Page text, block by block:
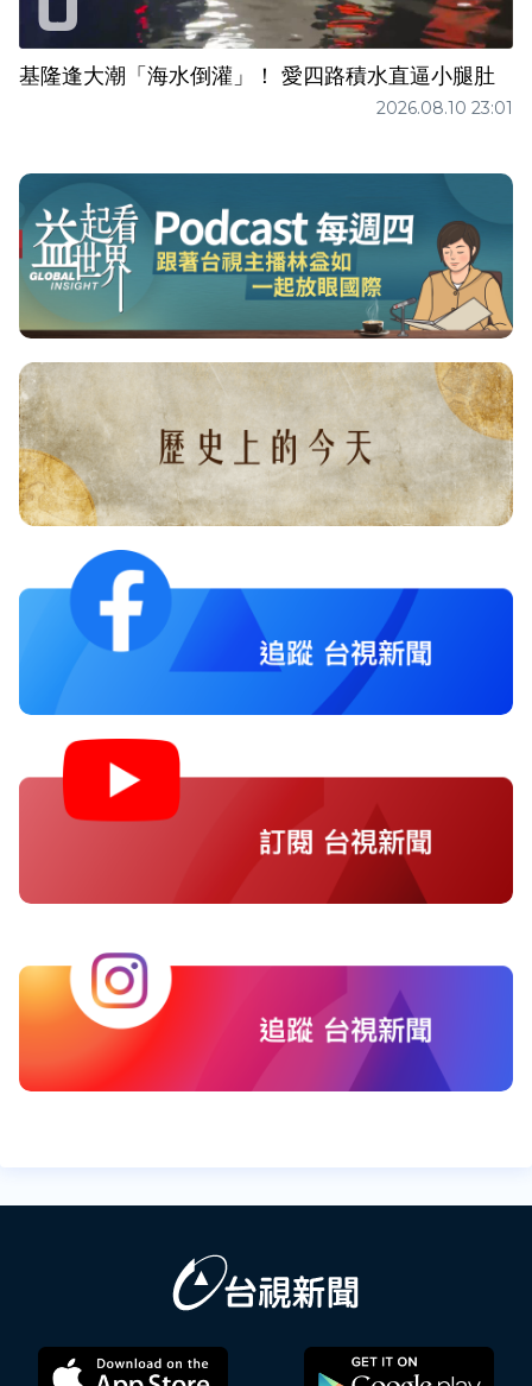
基隆逢大潮「海水倒灌」！ 愛四路積水直逼小腿肚
2026.08.10 23:01